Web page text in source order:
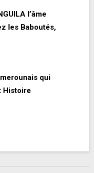
l’âme
les Baboutés,
qui
Histoire